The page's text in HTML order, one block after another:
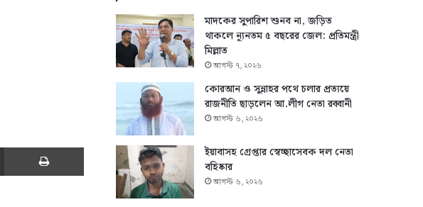
Share via Email Print
মাদকের সুপারিশ শুনব না, জড়িত
থাকলে ন্যূনতম ৫ বছরের জেল: প্রতিমন্ত্রী
মিল্লাত
আগস্ট ৭, ২০২৬
কোরআন ও সুন্নাহর পথে চলার প্রত্যয়ে
রাজনীতি ছাড়লেন আ.লীগ নেতা রব্বানী
আগস্ট ৬, ২০২৬
ইয়াবাসহ গ্রেপ্তার স্বেচ্ছাসেবক দল নেতা
বহিষ্কার
আগস্ট ৬, ২০২৬